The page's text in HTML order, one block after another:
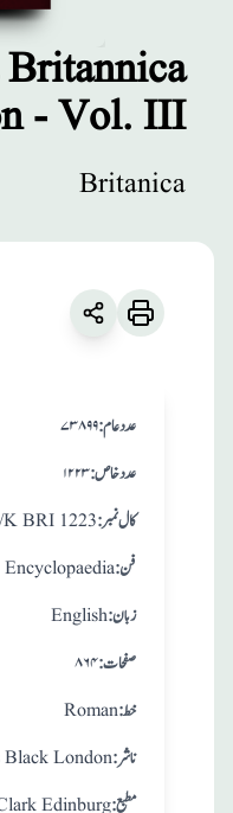
- Vol. III
Britanica
۷۳۸۹۹:عدد عام
۱۲۲۳:عدد خاص
BRI 1223 :کال نمبر
Encyclopaedia :فن
English:زبان
۸۶۴:صفحات
Roman:خط
London :ناشر
Edinburg:مطبع